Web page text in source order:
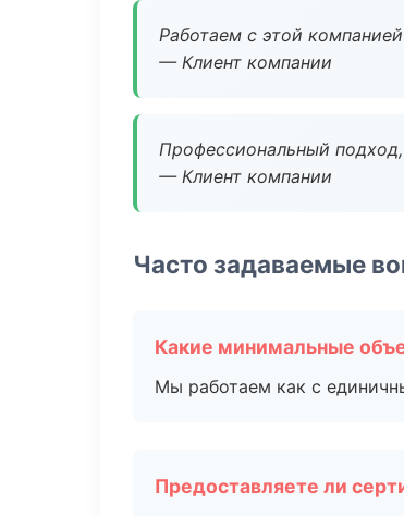
Работаем с этой
— Клиент компании
Профессиональный
— Клиент компании
Часто задаваемые
Какие минимальные
Мы работаем как с
Предоставляете ли